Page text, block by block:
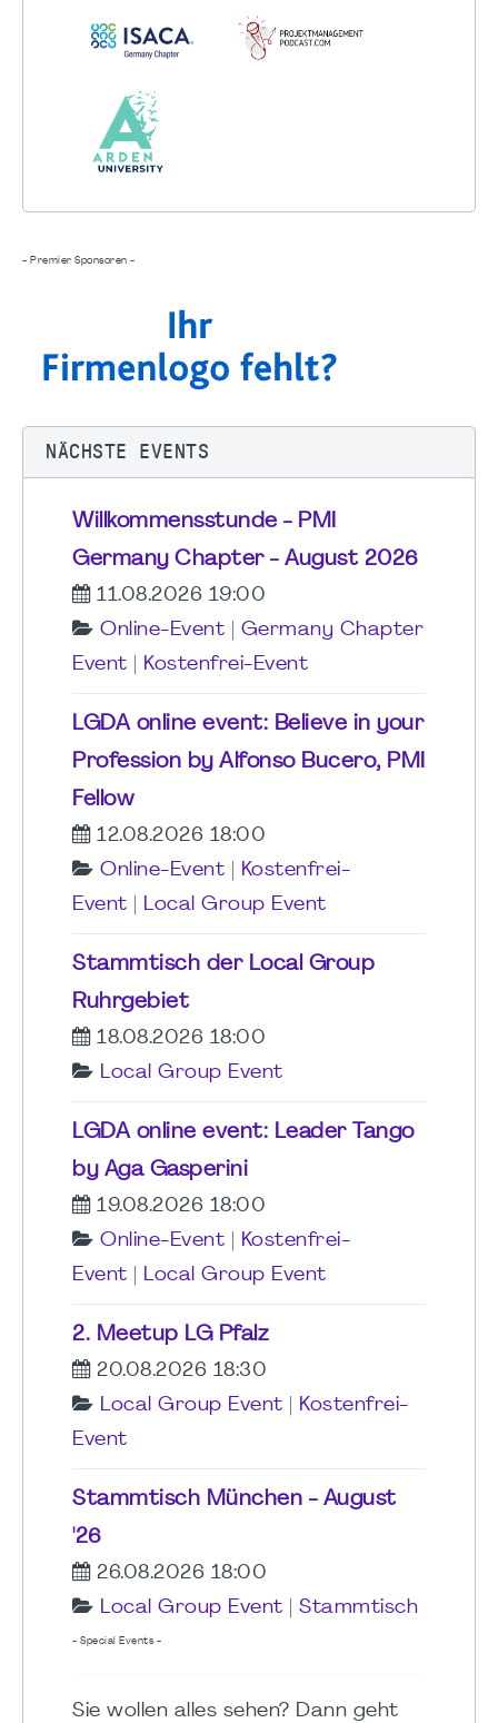
- Premier Sponsoren -
NÄCHSTE EVENTS
Willkommensstunde - PMI
Germany Chapter - August 2026
11.08.2026 19:00
Online-Event
Germany Chapter
Event
Kostenfrei-Event
LGDA online event: Believe in your
Profession by Alfonso Bucero, PMI
Fellow
12.08.2026 18:00
Online-Event
Kostenfrei-
Event
Local Group Event
Stammtisch der Local Group
Ruhrgebiet
18.08.2026 18:00
Local Group Event
LGDA online event: Leader Tango
by Aga Gasperini
19.08.2026 18:00
Online-Event
Kostenfrei-
Event
Local Group Event
2. Meetup LG Pfalz
20.08.2026 18:30
Local Group Event
Kostenfrei-
Event
Stammtisch München - August
'26
26.08.2026 18:00
Local Group Event
Stammtisch
- Special Events -
Sie wollen alles sehen? Dann geht